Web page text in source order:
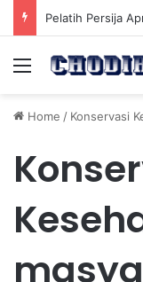
Menu
Home / Konservasi